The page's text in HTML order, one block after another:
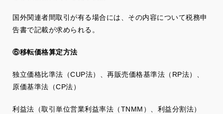
国外関連者間取引が有る場合には、その内容について税務申
告書で記載が求められる。
⑥移転価格算定方法
独立価格比準法（CUP法）、再販売価格基準法（RP法）、
原価基準法（CP法）
利益法（取引単位営業利益率法（TNMM）、利益分割法）